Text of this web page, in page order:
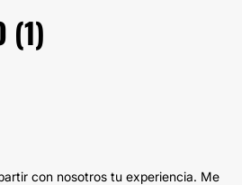
(1)
con nosotros tu experiencia. Me